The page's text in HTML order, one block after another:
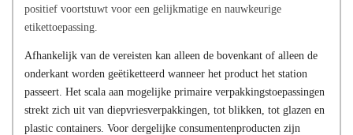
positief voortstuwt voor een gelijkmatige en nauwkeurige
etikettoepassing.
Afhankelijk van de vereisten kan alleen de bovenkant of alleen de
onderkant worden geëtiketteerd wanneer het product het station
passeert. Het scala aan mogelijke primaire verpakkingstoepassingen
strekt zich uit van diepvriesverpakkingen, tot blikken, tot glazen en
plastic containers. Voor dergelijke consumentenproducten zijn